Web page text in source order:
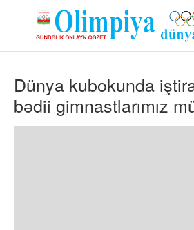
MOK
OLIMPIYA OYUNLARI
ÇAP VERSIYASI
TV
Dünya kubokunda
bədii gimnastlarımız